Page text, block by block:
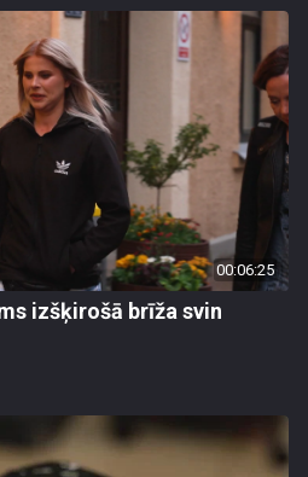
00:06:25
izšķirošā brīža svin